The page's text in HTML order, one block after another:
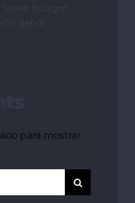
Small Budget
para mostrar.